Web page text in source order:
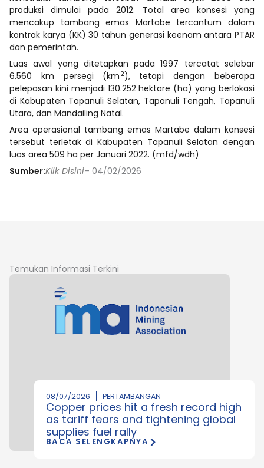
produksi dimulai pada 2012. Total area konsesi yang
mencakup tambang emas Martabe tercantum dalam
kontrak karya (KK) 30 tahun generasi keenam antara PTAR
dan pemerintah.
Luas awal yang ditetapkan pada 1997 tercatat selebar
6.560 km persegi (km 2), tetapi dengan beberapa
pelepasan kini menjadi 130.252 hektare (ha) yang berlokasi
di Kabupaten Tapanuli Selatan, Tapanuli Tengah, Tapanuli
Utara, dan Mandailing Natal.
Area operasional tambang emas Martabe dalam konsesi
tersebut terletak di Kabupaten Tapanuli Selatan dengan
luas area 509 ha per Januari 2022. (mfd/wdh)
Sumber:Klik Disini– 04/02/2026
Temukan Informasi Terkini
08/07/2026 PERTAMBANGAN
Copper prices hit a fresh record high
as tariff fears and tightening global
supplies fuel rally
BACA SELENGKAPNYA